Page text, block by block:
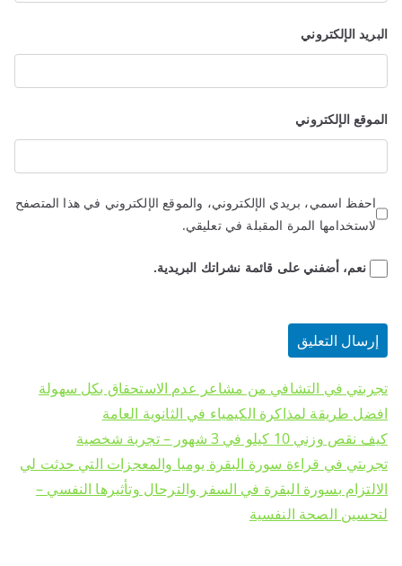
البريد الإلكتروني
الموقع الإلكتروني
احفظ اسمي، بريدي الإلكتروني، والموقع الإلكتروني في هذا المتصفح
لاستخدامها المرة المقبلة في تعليقي.
نعم، أضفني على قائمة نشراتك البريدية.
تجربتي في التشافي من مشاعر عدم الاستحقاق بكل سهولة
افضل طريقة لمذاكرة الكيمياء في الثانوية العامة
كيف نقص وزني 10 كيلو في 3 شهور – تجربة شخصية
تجربتي في قراءة سورة البقرة يوميا والمعجزات التي حدثت لي
الالتزام بسورة البقرة في السفر والترحال وتأثيرها النفسي –
لتحسين الصحة النفسية